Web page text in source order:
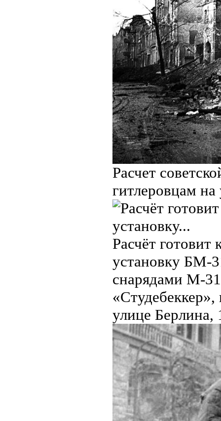
Расчет
гитлеровцам
Расчëт
установку БМ-
снарядами М-31
улице Берлина,